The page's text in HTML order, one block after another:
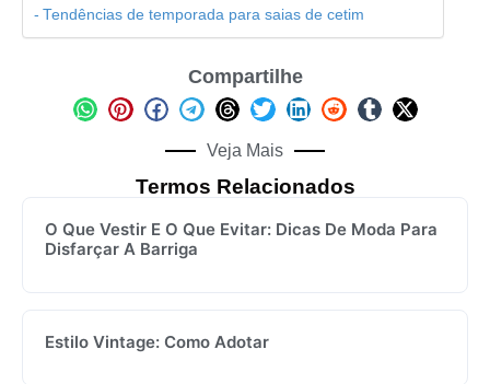
Tendências de temporada para saias de cetim
Compartilhe
Veja Mais
Termos Relacionados
O Que Vestir E O Que Evitar: Dicas De Moda Para
Disfarçar A Barriga
Estilo Vintage: Como Adotar